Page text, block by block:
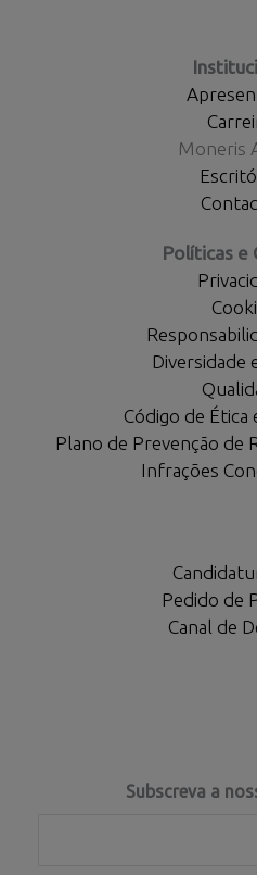
Moneris
Políticas e
Diversidade
Código de Ética
Plano de Prevenção de
Infrações
Pedido de
Canal de
Subscreva a